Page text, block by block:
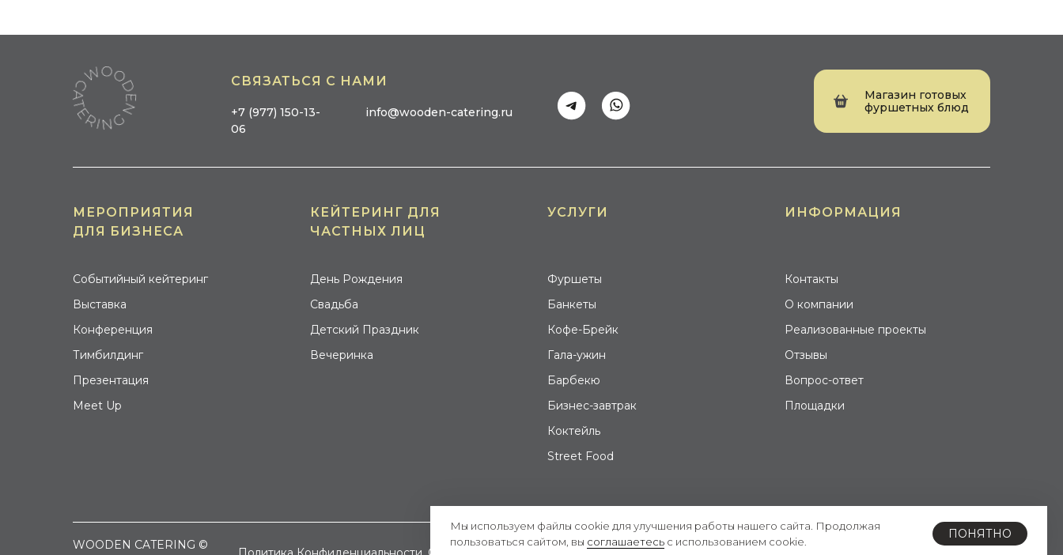
СВЯЗАТЬСЯ С НАМИ
+7 (977) 150-13-
06
info@wooden-catering.ru
Магазин готовых
фуршетных блюд
День Рождения
Свадьба
Детский Праздник
Вечеринка
КЕЙТЕРИНГ ДЛЯ
ЧАСТНЫХ ЛИЦ
МЕРОПРИЯТИЯ
ДЛЯ БИЗНЕСА
УСЛУГИ
Событийный кейтеринг
Выставка
Конференция
Тимбилдинг
Презентация
Meet Up
Фуршеты
Банкеты
Кофе-Брейк
Гала-ужин
Барбекю
Бизнес-завтрак
Коктейль
Street Food
ИНФОРМАЦИЯ
О компании
Реализованные проекты
Отзывы
Вопрос-ответ
Контакты
Площадки
WOODEN CATERING ©
Мы используем файлы cookie для улучшения работы нашего сайта. Продолжая
пользоваться сайтом, вы соглашаетесь с использованием cookie.
ПОНЯТНО